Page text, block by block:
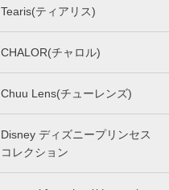
Tearis(ティアリス)
CHALOR(チャロル)
Chuu Lens(チューレンズ)
Disney ディズニープリンセス
コレクション